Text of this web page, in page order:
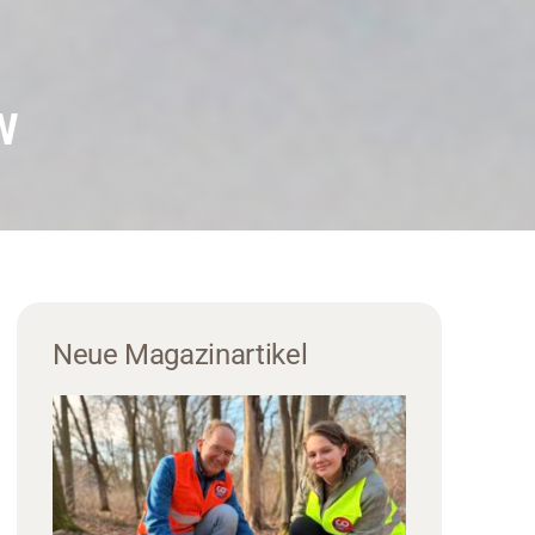
Neue Magazinartikel